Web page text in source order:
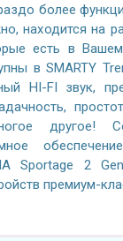
более
находится на
есть в
в SMARTY
HI-FI звук,
другое!
Sportage 2
премиум-